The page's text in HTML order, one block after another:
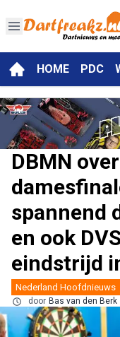
HOME PDC
DBMN
spannend
en ook
eindstrijd
Nederland Hoofdnieuws
door Bas van den Berk